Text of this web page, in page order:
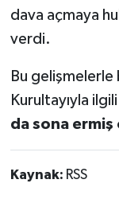
dava açmaya
verdi.
Bu
Kurultayıyla
da sona ermiş
Kaynak: RSS